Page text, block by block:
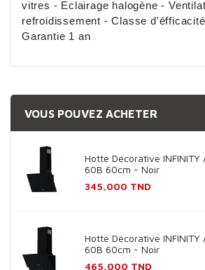
vitres - Eclairage halogène -
refroidissement - Classe
Garantie 1 an
VOUS POUVEZ ACHETER
Hotte Décorative INFINITY
60B 60cm - Noir
Prix
345,000 TND
Hotte Décorative INFINITY
60B 60cm - Noir
Prix
465,000 TND